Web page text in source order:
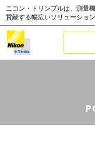
ニコン・トリンブルは、測量
貢献する幅広いソリューショ